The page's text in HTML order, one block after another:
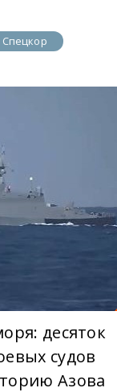
Спецкор
десяток
судов
Азова